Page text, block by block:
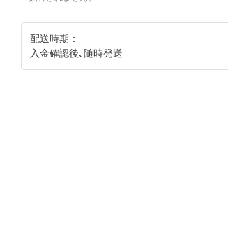
配送時期：
入金確認後､随時発送